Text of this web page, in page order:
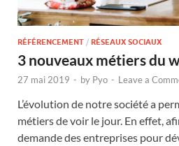
RÉFÉRENCEMENT / RÉSEAUX SOCIAUX
3 nouveaux métiers du
27 mai 2019 - by Pyo - Leave a
L’évolution de notre société a
métiers de voir le jour. En effet,
demande des entreprises pour